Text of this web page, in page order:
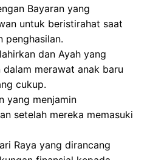
Bayaran yang
untuk beristirahat saat
penghasilan.
dan Ayah yang
merawat anak baru
cukup.
yang menjamin
setelah mereka memasuki
Raya yang dirancang